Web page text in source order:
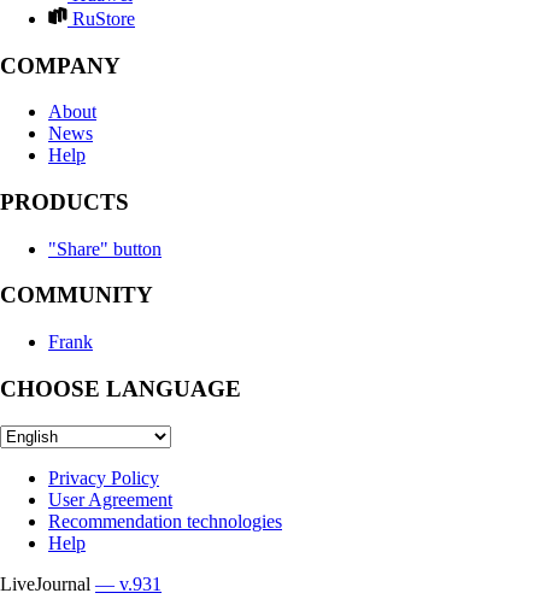
RuStore
COMPANY
About
News
Help
PRODUCTS
"Share" button
COMMUNITY
Frank
CHOOSE LANGUAGE
Privacy Policy
User Agreement
Recommendation technologies
Help
LiveJournal — v.931